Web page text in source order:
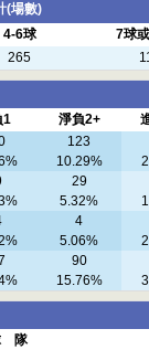
(場數)
4-6球
7球
265
1 淨負2+
123
10.29%
29
5.32%
4
5.06%
90
15.76%
隊